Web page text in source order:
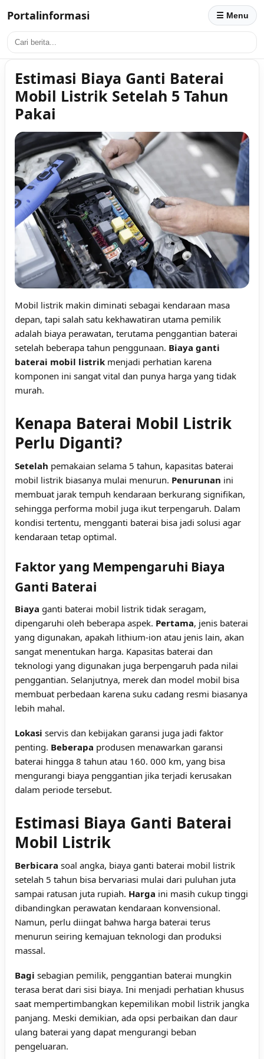
Portalinformasi ☰ Menu
Estimasi Biaya Ganti Baterai
Mobil Listrik Setelah 5 Tahun
Pakai
Mobil listrik makin diminati sebagai kendaraan masa
depan, tapi salah satu kekhawatiran utama pemilik
adalah biaya perawatan, terutama penggantian baterai
setelah beberapa tahun penggunaan. Biaya ganti
baterai mobil listrik menjadi perhatian karena
komponen ini sangat vital dan punya harga yang tidak
murah.
Kenapa Baterai Mobil Listrik
Perlu Diganti?
Setelah pemakaian selama 5 tahun, kapasitas baterai
mobil listrik biasanya mulai menurun. Penurunan ini
membuat jarak tempuh kendaraan berkurang signifikan,
sehingga performa mobil juga ikut terpengaruh. Dalam
kondisi tertentu, mengganti baterai bisa jadi solusi agar
kendaraan tetap optimal.
Faktor yang Mempengaruhi Biaya
Ganti Baterai
Biaya ganti baterai mobil listrik tidak seragam,
dipengaruhi oleh beberapa aspek. Pertama, jenis baterai
yang digunakan, apakah lithium-ion atau jenis lain, akan
sangat menentukan harga. Kapasitas baterai dan
teknologi yang digunakan juga berpengaruh pada nilai
penggantian. Selanjutnya, merek dan model mobil bisa
membuat perbedaan karena suku cadang resmi biasanya
lebih mahal.
Lokasi servis dan kebijakan garansi juga jadi faktor
penting. Beberapa produsen menawarkan garansi
baterai hingga 8 tahun atau 160. 000 km, yang bisa
mengurangi biaya penggantian jika terjadi kerusakan
dalam periode tersebut.
Estimasi Biaya Ganti Baterai
Mobil Listrik
Berbicara soal angka, biaya ganti baterai mobil listrik
setelah 5 tahun bisa bervariasi mulai dari puluhan juta
sampai ratusan juta rupiah. Harga ini masih cukup tinggi
dibandingkan perawatan kendaraan konvensional.
Namun, perlu diingat bahwa harga baterai terus
menurun seiring kemajuan teknologi dan produksi
massal.
Bagi sebagian pemilik, penggantian baterai mungkin
terasa berat dari sisi biaya. Ini menjadi perhatian khusus
saat mempertimbangkan kepemilikan mobil listrik jangka
panjang. Meski demikian, ada opsi perbaikan dan daur
ulang baterai yang dapat mengurangi beban
pengeluaran.